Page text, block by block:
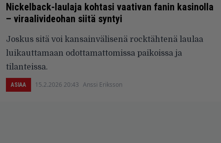
Nickelback-laulaja kohtasi vaativan fanin kasinolla
– viraalivideohan siitä syntyi
Joskus sitä voi kansainvälisenä rocktähtenä laulaa
luikauttamaan odottamattomissa paikoissa ja
tilanteissa.
ASIAA 15.2.2026 20:43 Anssi Eriksson